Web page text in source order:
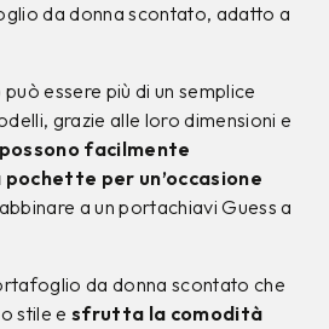
da donna scontato, adatto a
essere più di un semplice
grazie alle loro dimensioni e
possono facilmente
per un’occasione
a un portachiavi Guess a
da donna scontato che
stile esfrutta la comodità